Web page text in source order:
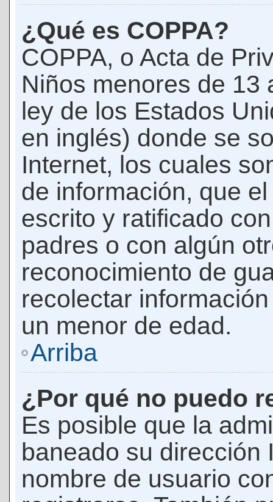
¿Qué es COPPA?
COPPA, o Acta de
Niños menores de 13
ley de los Estados
en inglés) donde se
Internet, los cuales
de información, que
escrito y ratificado
padres o con algún
reconocimiento de
recolectar
un menor de edad.
Arriba
¿Por qué no puedo
Es posible que la
baneado su dirección
nombre de usuario